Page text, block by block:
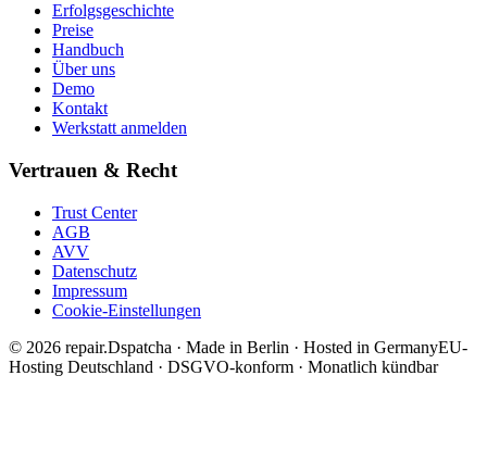
Erfolgsgeschichte
Preise
Handbuch
Über uns
Demo
Kontakt
Werkstatt anmelden
Vertrauen & Recht
Trust Center
AGB
AVV
Datenschutz
Impressum
Cookie-Einstellungen
© 2026 repair.Dspatcha · Made in Berlin · Hosted in GermanyEU-
Hosting Deutschland · DSGVO-konform · Monatlich kündbar